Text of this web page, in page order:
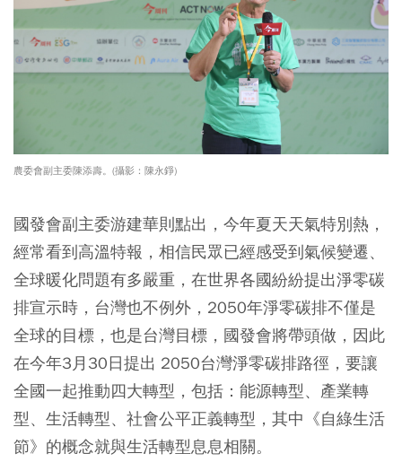
農委會副主委陳添壽。(攝影：陳永錚)
國發會副主委游建華則點出，今年夏天天氣特別熱，
經常看到高溫特報，相信民眾已經感受到氣候變遷、
全球暖化問題有多嚴重，在世界各國紛紛提出淨零碳
排宣示時，台灣也不例外，2050年淨零碳排不僅是
全球的目標，也是台灣目標，國發會將帶頭做，因此
在今年3月30日提出 2050台灣淨零碳排路徑，要讓
全國一起推動四大轉型，包括：能源轉型、產業轉
型、生活轉型、社會公平正義轉型，其中《自綠生活
節》的概念就與生活轉型息息相關。